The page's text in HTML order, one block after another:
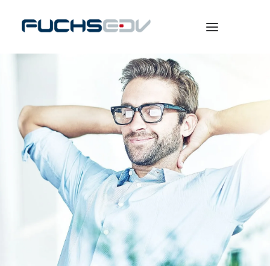
ONLINESHOP
BERATUNG
NEWS
UNTERNEHMEN
KARRIERE